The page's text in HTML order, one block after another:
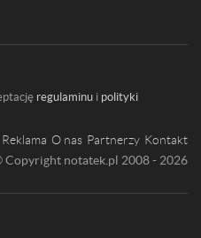
regulaminu i polityki
O nas Partnerzy Kontakt
Copyright notatek.pl 2008 - 2026